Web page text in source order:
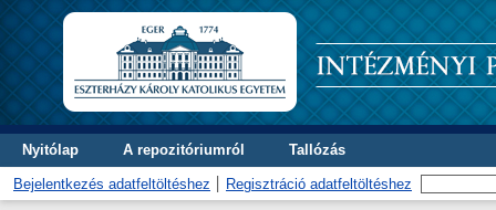
Nyitólap A repozitóriumról Tallózás
Bejelentkezés adatfeltöltéshez Regisztráció adatfeltöltéshez